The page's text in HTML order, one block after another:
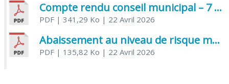
Compte rendu conseil municipal – 7 avril 2026
PDF| 341,29 Ko | 22 Avril 2026
Abaissement au niveau de risque modéré de l’Influenza aviaire
PDF| 135,82 Ko | 22 Avril 2026